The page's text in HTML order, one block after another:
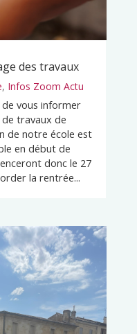
des travaux
, Infos Zoom Actu
vous informer
travaux de
de notre école est
en début de
donc le 27
la rentrée...